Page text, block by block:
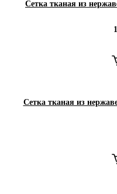
Сетка тканая из
Сетка тканая из